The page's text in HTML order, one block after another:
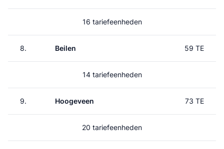
16 tariefeenheden
8. Beilen 59 TE
14 tariefeenheden
9. Hoogeveen 73 TE
20 tariefeenheden